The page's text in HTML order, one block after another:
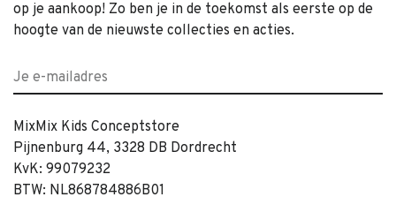
op je aankoop! Zo ben je in de toekomst als eerste op de
hoogte van de nieuwste collecties en acties.
MixMix Kids Conceptstore
Pijnenburg 44, 3328 DB Dordrecht
KvK: 99079232
BTW: NL868784886B01